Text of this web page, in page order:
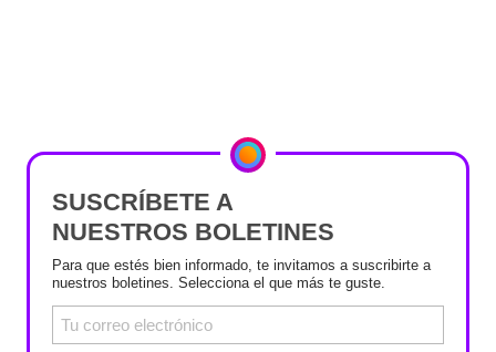
SUSCRÍBETE A
NUESTROS BOLETINES
Para que estés bien informado, te invitamos a suscribirte a
nuestros boletines. Selecciona el que más te guste.